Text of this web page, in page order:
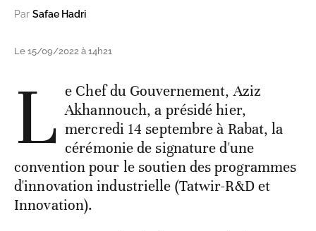
Par Safae Hadri
Le 15/09/2022 à 14h21
L e Chef du Gouvernement, Aziz
Akhannouch, a présidé hier,
mercredi 14 septembre à Rabat, la
cérémonie de signature d'une
convention pour le soutien des programmes
d'innovation industrielle (Tatwir-R&D et
Innovation).